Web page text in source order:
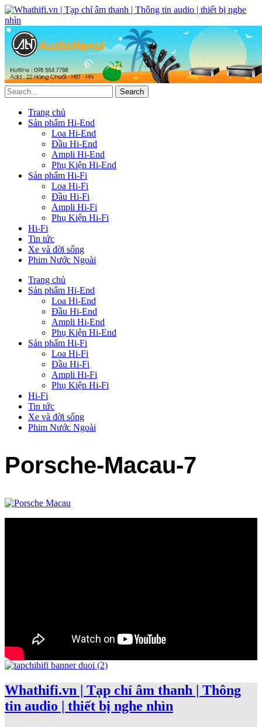
Trang chủ
Sản phẩm Hi-End
Loa Hi-End
Đầu Hi-End
Ampli Hi-End
Phụ Kiện Hi-End
Sản phẩm Hi-Fi
Loa Hi-Fi
Đầu Hi-Fi
Ampli Hi-Fi
Phụ Kiện Hi-Fi
Hi-Fi
Tin tức
Xe và đời sống
Phim Nước Ngoài
Trang chủ
Sản phẩm Hi-End
Loa Hi-End
Đầu Hi-End
Ampli Hi-End
Phụ Kiện Hi-End
Sản phẩm Hi-Fi
Loa Hi-Fi
Đầu Hi-Fi
Ampli Hi-Fi
Phụ Kiện Hi-Fi
Hi-Fi
Tin tức
Xe và đời sống
Phim Nước Ngoài
Porsche-Macau-7
Whathifi.vn | Tạp chí âm thanh | Thông
tin audio | thiết bị nghe nhìn